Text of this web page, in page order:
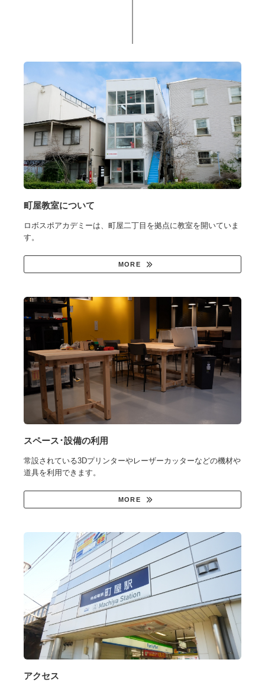
町屋教室について
ロボスポアカデミーは、町屋二丁目を拠点に教室を開いていま
す。
MORE
スペース･設備の利用
常設されている3Dプリンターやレーザーカッターなどの機材や
道具を利用できます。
MORE
アクセス